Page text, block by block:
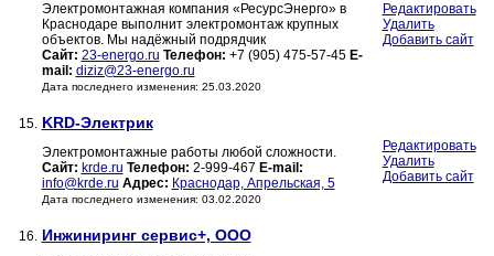
Электромонтажная компания «РесурсЭнерго» в
Краснодаре выполнит электромонтаж крупных
объектов. Мы надёжный подрядчик
Сайт: 23-energo.ru Телефон: +7 (905) 475-57-45 E-
mail: diziz@23-energo.ru
Дата последнего изменения: 25.03.2020
Редактировать
Удалить
Добавить сайт
15. KRD-Электрик
Электромонтажные работы любой сложности.
Сайт: krde.ru Телефон: 2-999-467 E-mail:
info@krde.ru Адрес: Краснодар, Апрельская, 5
Дата последнего изменения: 03.02.2020
Редактировать
Удалить
Добавить сайт
16. Инжиниринг сервис+, ООО